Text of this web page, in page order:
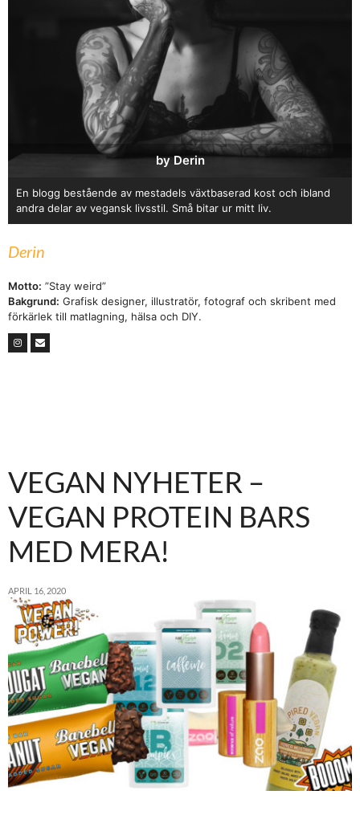
by Derin
En blogg bestående av mestadels växtbaserad kost och ibland
andra delar av vegansk livsstil. Små bitar ur mitt liv.
Derin
Motto: ”Stay weird”
Bakgrund: Grafisk designer, illustratör, fotograf och skribent med
förkärlek till matlagning, hälsa och DIY.
VEGAN NYHETER –
VEGAN PROTEIN BARS
MED MERA!
APRIL 16, 2020